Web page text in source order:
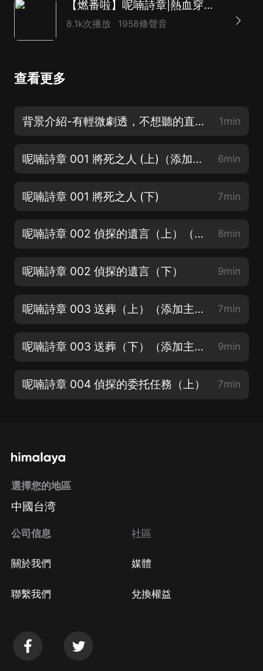
【燃番啦】呢喃詩章|熱血穿越|克蘇魯|詭秘世界|多人有聲劇
8.1k次播放 1958條聲音
查看更多
背景介紹-有輕微劇透，不想聽的直接聽第一集！ 1min
呢喃詩章 001 將死之人 (上)（添加主播主頁VX，領取收聽評論紅包，每天都有哦） 6min
呢喃詩章 001 將死之人 (下) 7min
呢喃詩章 002 偵探的遺言（上）（添加主播主頁VX，領取收聽評論紅包，每天都有哦） 8min
呢喃詩章 002 偵探的遺言（下） 9min
呢喃詩章 003 送葬（上）（添加主播主頁VX，領取收聽評論紅包，每天都有哦） 7min
呢喃詩章 003 送葬（下）（添加主播主頁VX，領取收聽評論紅包，每天都有哦） 9min
呢喃詩章 004 偵探的委托任務（上） 7min
選擇您的地區
中國台湾
公司信息
關於我們
聯繫我們
社區
媒體
兌換權益